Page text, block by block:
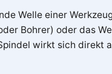
Welle einer
Bohrer) oder das
wirkt sich direkt